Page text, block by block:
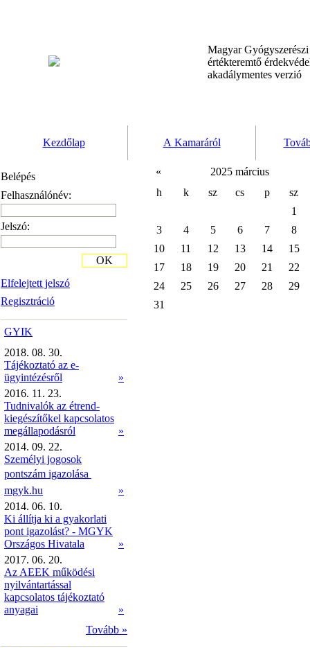
Magyar
értékteremtő
akadálymentes verzió
Kezdőlap A Kamaráról
Belépés
Felhasználónév:
Jelszó:
Elfelejtett jelszó
Regisztráció
OK
GYIK
2018. 08. 30.
Tájékoztató az e-
ügyintézésről
»
2016. 11. 23.
Tudnivalók az étrend-
kiegészítőkel kapcsolatos
megállapodásról
»
2014. 09. 22.
Személyi jogosok
pontszám igazolása 
mgyk.hu
»
2014. 06. 10.
Ki állítja ki a gyakorlati
pont igazolást? - MGYK
Országos Hivatala
»
2017. 06. 20.
Az AEEK működési
nyilvántartással
kapcsolatos tájékoztató
anyagai
»
Tovább »
«
2025 március
h
k sz cs p
sz
1
3
4 5 6 7
8
10
11 12 13 14
15
17
18 19 20 21
22
24
25 26 27 28
29
31